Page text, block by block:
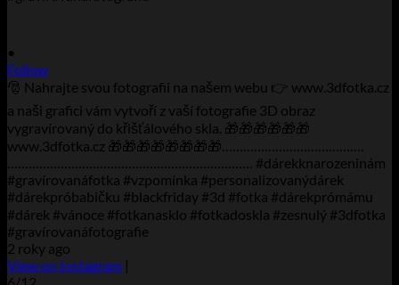
•
Follow
🎅 Nahrajte svou fotografii na našem webu 👉 www.3dfotka.cz
a naši grafici vám vytvoří z vaší fotografie 3D obraz
vygravírovaný do křišťálového skla. 🎁🎁🎁🎁🎁🎁
www.3dfotka.cz 🎁🎁🎁🎁🎁🎁🎁🎁………………………………….
…………………………………………………………… #dárekknarozeninám
#gravírovanáfotka #vzpomínka #personalizovanýdárek
#dárekpróbabičku #blackfriday #3d #fotka #dárekprómámu
#dárek #vánoce #fotkanasklo #fotkadoskla #zesnulý #3dfotka
#gravírovanáfotografie
2 roky ago
View on Instagram |